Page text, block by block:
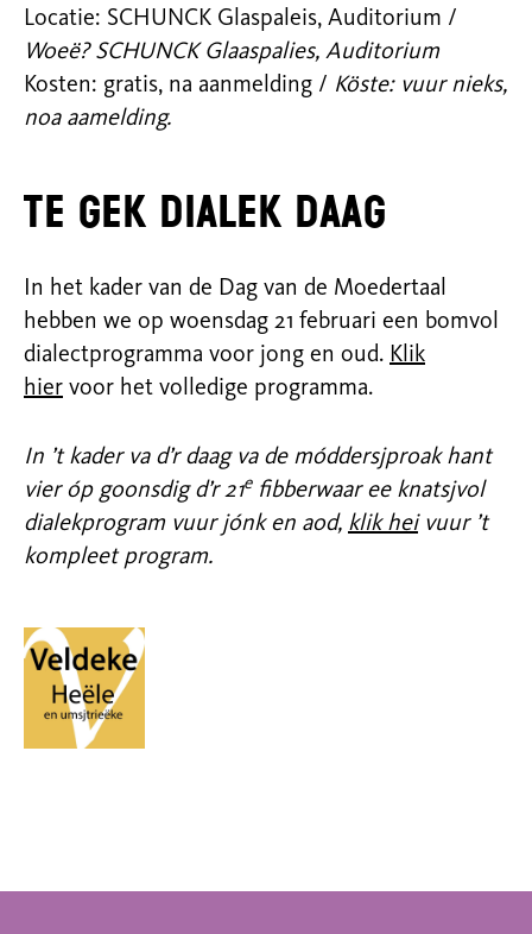
Locatie: SCHUNCK Glaspaleis, Auditorium /
Woeë? SCHUNCK Glaaspalies, Auditorium
Kosten: gratis, na aanmelding / Köste: vuur nieks,
noa aamelding.
Te gek dialek daag
In het kader van de Dag van de Moedertaal
hebben we op woensdag 21 februari een bomvol
dialectprogramma voor jong en oud. Klik
hier voor het volledige programma.
In ’t kader va d’r daag va de móddersjproak hant
vier óp goonsdig d’r 21efibberwaar ee knatsjvol
dialekprogram vuur jónk en aod, klik heivuur ’t
kompleet program.